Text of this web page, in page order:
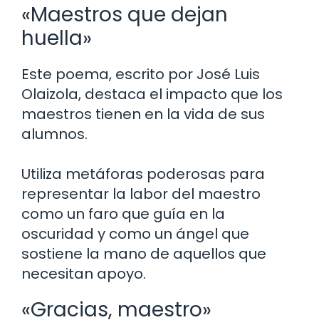
«Maestros que dejan
huella»
Este poema, escrito por José Luis
Olaizola, destaca el impacto que los
maestros tienen en la vida de sus
alumnos.
Utiliza metáforas poderosas para
representar la labor del maestro
como un faro que guía en la
oscuridad y como un ángel que
sostiene la mano de aquellos que
necesitan apoyo.
«Gracias, maestro»